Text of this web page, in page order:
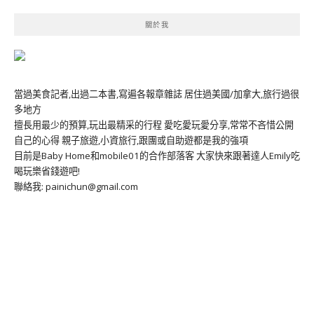
關於我
當過美食記者,出過二本書,寫遍各報章雜誌 居住過美國/加拿大,旅行過很
多地方
擅長用最少的預算,玩出最精采的行程 愛吃愛玩愛分享,常常不吝惜公開
自己的心得 親子旅遊,小資旅行,跟團或自助遊都是我的強項
目前是Baby Home和mobile01的合作部落客 大家快來跟著達人Emily吃
喝玩樂省錢遊吧!
聯絡我: painichun@gmail.com